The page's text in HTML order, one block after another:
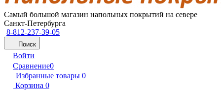
Самый большой магазин напольных покрытий на севере
Санкт-Петербурга
8-812-237-39-05
Поиск
Войти
Сравнение0
Избранные товары 0
Корзина 0